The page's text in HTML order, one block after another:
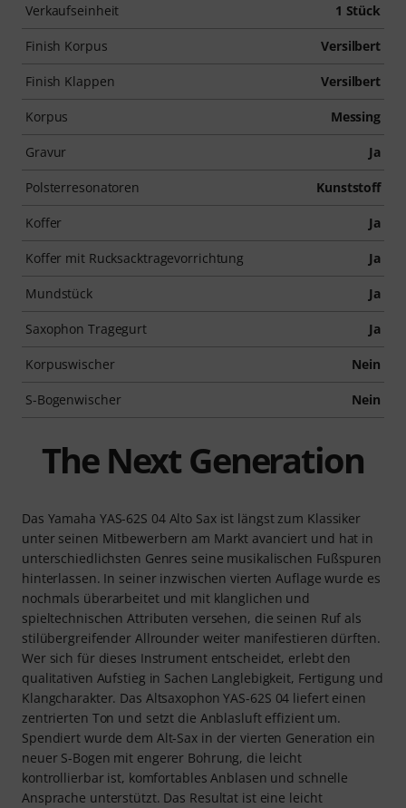
Verkaufseinheit 1 Stück
Finish Korpus Versilbert
Finish Klappen Versilbert
Korpus Messing
Gravur Ja
Polsterresonatoren Kunststoff
Koffer Ja
Koffer mit Rucksacktragevorrichtung Ja
Mundstück Ja
Saxophon Tragegurt Ja
Korpuswischer Nein
S-Bogenwischer Nein
The Next Generation
Das Yamaha YAS-62S 04 Alto Sax ist längst zum Klassiker
unter seinen Mitbewerbern am Markt avanciert und hat in
unterschiedlichsten Genres seine musikalischen Fußspuren
hinterlassen. In seiner inzwischen vierten Auflage wurde es
nochmals überarbeitet und mit klanglichen und
spieltechnischen Attributen versehen, die seinen Ruf als
stilübergreifender Allrounder weiter manifestieren dürften.
Wer sich für dieses Instrument entscheidet, erlebt den
qualitativen Aufstieg in Sachen Langlebigkeit, Fertigung und
Klangcharakter. Das Altsaxophon YAS-62S 04 liefert einen
zentrierten Ton und setzt die Anblasluft effizient um.
Spendiert wurde dem Alt-Sax in der vierten Generation ein
neuer S-Bogen mit engerer Bohrung, die leicht
kontrollierbar ist, komfortables Anblasen und schnelle
Ansprache unterstützt. Das Resultat ist eine leicht